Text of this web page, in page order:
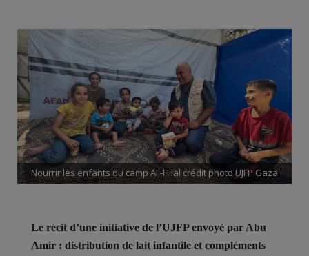
Nourrir les enfants du camp Al -Hilal crédit photo UJFP Gaza
Le récit d’une initiative de l’UJFP envoyé par Abu
Amir : distribution de lait infantile et compléments